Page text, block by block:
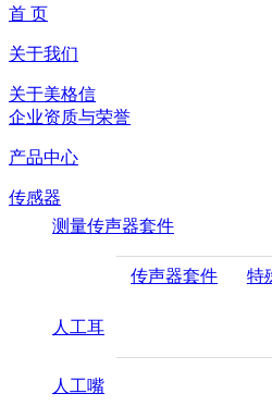
首 页
关于我们
关于美格信
企业资质与荣誉
产品中心
传感器
测量传声器套件
传声器套件 特
人工耳
人工嘴